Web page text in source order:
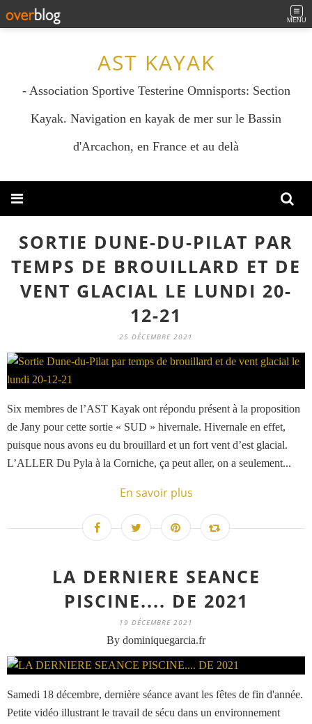
MENU
AST KAYAK
- Association Sportive Testerine Omnisports: Section
Kayak. Navigation en kayak de mer sur le Bassin
d'Arcachon, en France et au delà
SORTIE DUNE-DU-PILAT PAR
TEMPS DE BROUILLARD ET DE
VENT GLACIAL LE LUNDI 20-
12-21
25 DÉCEMBRE 2021
Six membres de l’AST Kayak ont répondu présent à la proposition
de Jany pour cette sortie « SUD » hivernale. Hivernale en effet,
puisque nous avons eu du brouillard et un fort vent d’est glacial.
L’ALLER Du Pyla à la Corniche, ça peut aller, on a seulement...
En savoir plus
LA DERNIERE SEANCE
PISCINE.... DE 2021
19 DÉCEMBRE 2021
By dominiquegarcia.fr
Samedi 18 décembre, dernière séance avant les fêtes de fin d'année.
Petite vidéo illustrant le travail de sécu dans un environnement